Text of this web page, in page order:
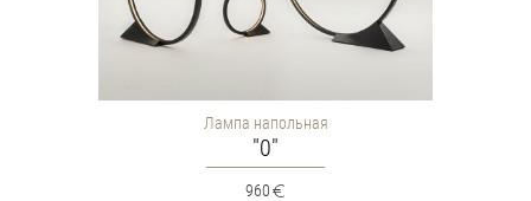
Лампа напольная
"0"
960